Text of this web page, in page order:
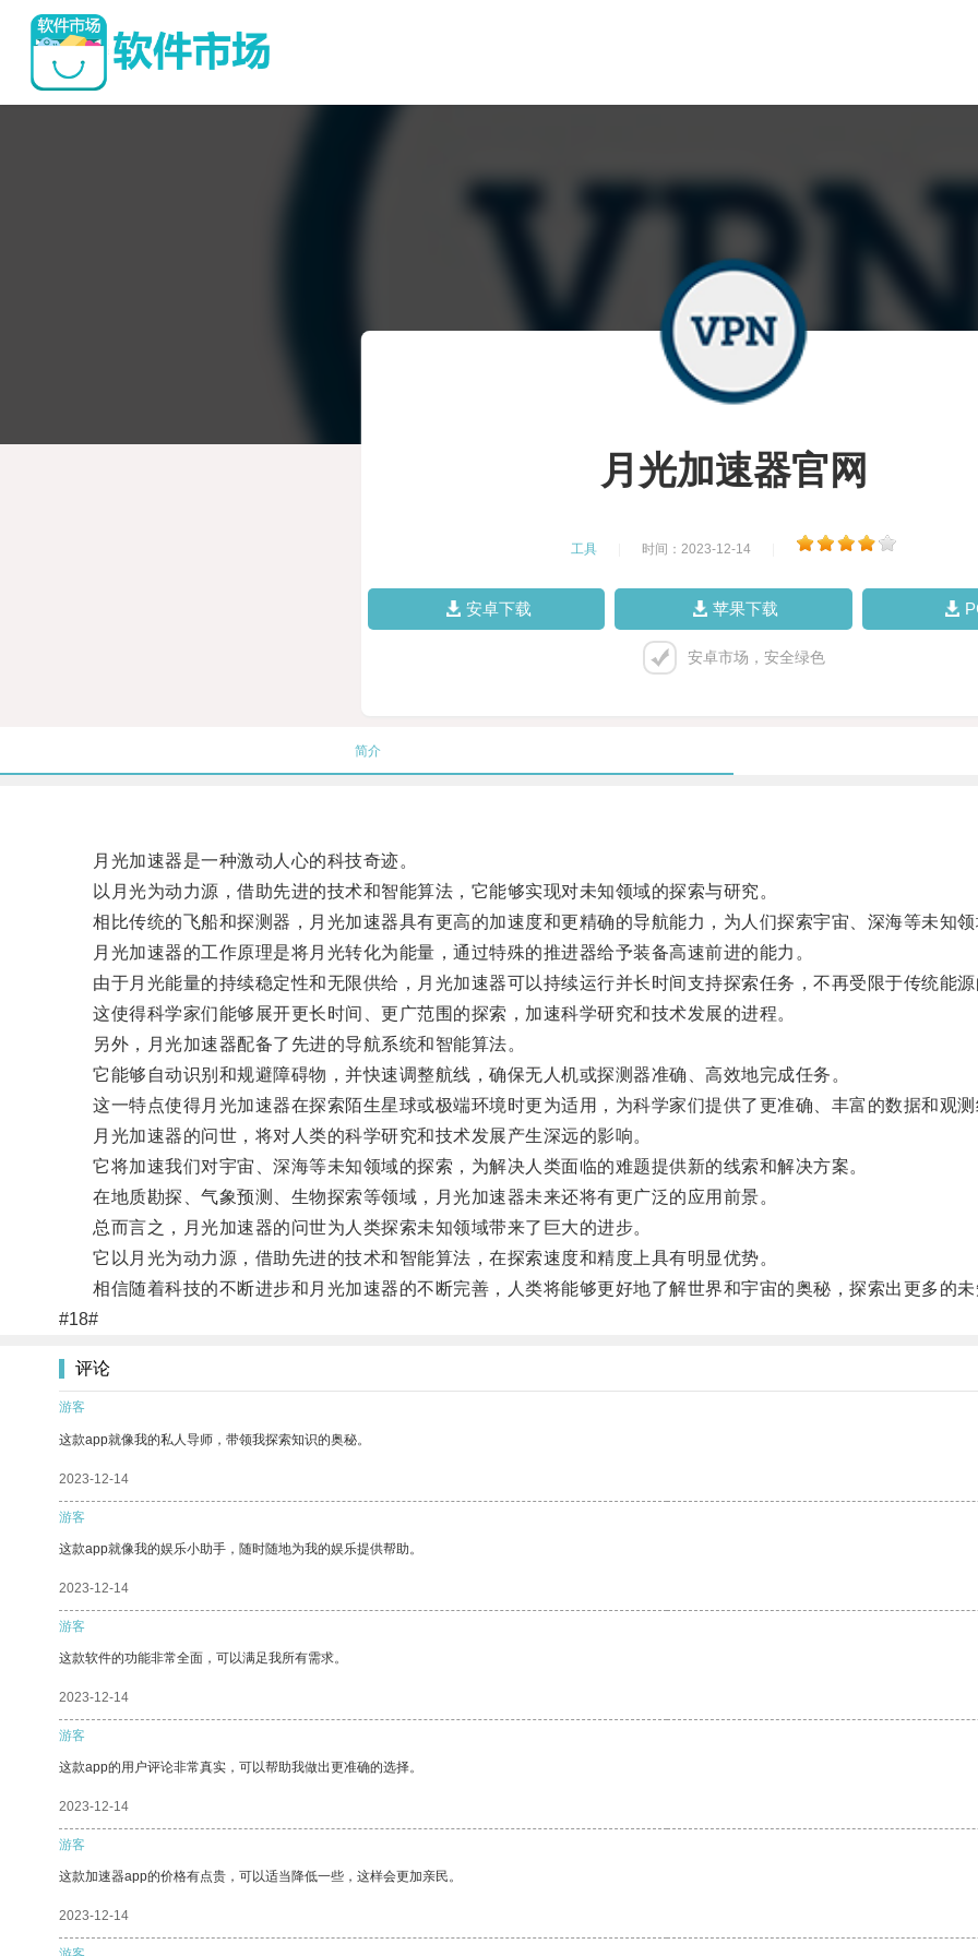
月光加速器官网
工具 时间：2023-12-14
安卓下载 苹果下载
安卓市场，安全绿色
简介
月光加速器是一种激动人心的科技奇迹。
以月光为动力源，借助先进的技术和智能算法，它能够实现对未知领域的探索与研究。
相比传统的飞船和探测器，月光加速器具有更高的加速度和更精确的导航能力，为人们探索宇宙、深海等未知
月光加速器的工作原理是将月光转化为能量，通过特殊的推进器给予装备高速前进的能力。
由于月光能量的持续稳定性和无限供给，月光加速器可以持续运行并长时间支持探索任务，不再受限于传统能
这使得科学家们能够展开更长时间、更广范围的探索，加速科学研究和技术发展的进程。
另外，月光加速器配备了先进的导航系统和智能算法。
它能够自动识别和规避障碍物，并快速调整航线，确保无人机或探测器准确、高效地完成任务。
这一特点使得月光加速器在探索陌生星球或极端环境时更为适用，为科学家们提供了更准确、丰富的数据和观
月光加速器的问世，将对人类的科学研究和技术发展产生深远的影响。
它将加速我们对宇宙、深海等未知领域的探索，为解决人类面临的难题提供新的线索和解决方案。
在地质勘探、气象预测、生物探索等领域，月光加速器未来还将有更广泛的应用前景。
总而言之，月光加速器的问世为人类探索未知领域带来了巨大的进步。
它以月光为动力源，借助先进的技术和智能算法，在探索速度和精度上具有明显优势。
相信随着科技的不断进步和月光加速器的不断完善，人类将能够更好地了解世界和宇宙的奥秘，探索出更多的
#18#
评论
游客
这款app就像我的私人导师，带领我探索知识的奥秘。
2023-12-14
游客
这款app就像我的娱乐小助手，随时随地为我的娱乐提供帮助。
2023-12-14
游客
这款软件的功能非常全面，可以满足我所有需求。
2023-12-14
游客
这款app的用户评论非常真实，可以帮助我做出更准确的选择。
2023-12-14
游客
这款加速器app的价格有点贵，可以适当降低一些，这样会更加亲民。
2023-12-14